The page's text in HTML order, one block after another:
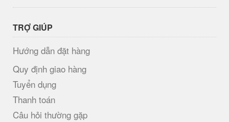
TRỢ GIÚP
Hướng dẫn đặt hàng
Quy định giao hàng
Tuyển dụng
Thanh toán
Câu hỏi thường gặp